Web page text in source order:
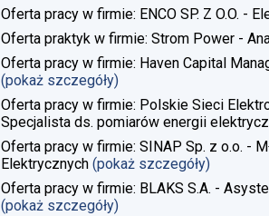
Oferta pracy w firmie: ENCO SP. Z O.O. -
Oferta praktyk w firmie: Strom Power -
Oferta pracy w firmie: Haven Capital
(pokaż szczegóły)
Oferta pracy w firmie: Polskie Sieci
Specjalista ds. pomiarów energii
Oferta pracy w firmie: SINAP Sp. z o.o. -
Elektrycznych (pokaż szczegóły)
Oferta pracy w firmie: BLAKS S.A. -
(pokaż szczegóły)